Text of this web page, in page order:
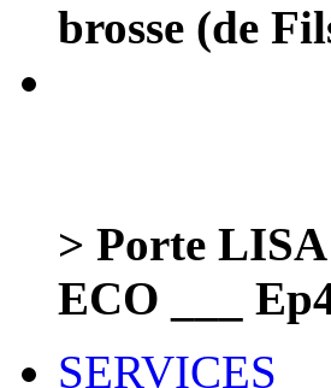
brosse (de
> Porte
ECO ___
SERVICES